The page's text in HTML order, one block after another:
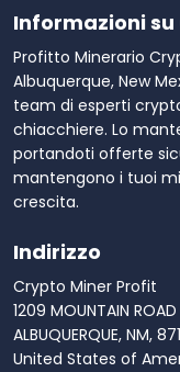
Informazioni su
Profitto Minerario
Albuquerque, New
team di esperti
chiacchiere. Lo
portandoti offerte
mantengono i tuoi
crescita.
Indirizzo
Crypto Miner Profit
1209 MOUNTAIN ROAD
ALBUQUERQUE, NM,
United States of